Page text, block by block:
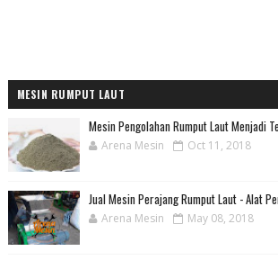
MESIN RUMPUT LAUT
Mesin Pengolahan Rumput Laut Menjadi
Arena Mesin Oct 11, 2018
Jual Mesin Perajang Rumput Laut - Alat
Arena Mesin May 08, 2018